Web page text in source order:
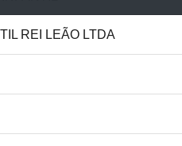
REI LEÃO LTDA